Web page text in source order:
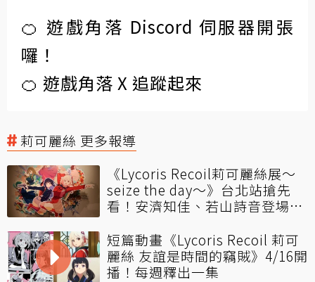
🍊 遊戲角落 Discord 伺服器開張
囉！
🍊 遊戲角落 X 追蹤起來
莉可麗絲 更多報導
《Lycoris Recoil莉可麗絲展～
seize the day～》台北站搶先
看！安濟知佳、若山詩音登場剪
短篇動畫《Lycoris Recoil 莉可
麗絲 友誼是時間的竊賊》4/16開
播！每週釋出一集